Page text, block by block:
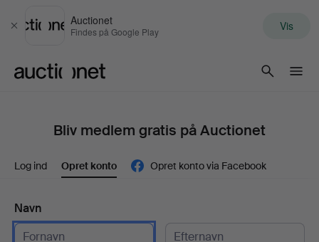
Luk
Auctionet
Findes på Google Play Vis
Bliv medlem gratis på Auctionet
Log ind Opret konto Opret konto via Facebook
Navn